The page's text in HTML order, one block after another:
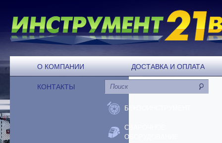
О КОМПАНИИ ДОСТАВКА И ОПЛАТА
КОНТАКТЫ
БЕНЗОИНСТРУМЕНТ
СВАРОЧНОЕ
ОБОРУДОВАНИЕ